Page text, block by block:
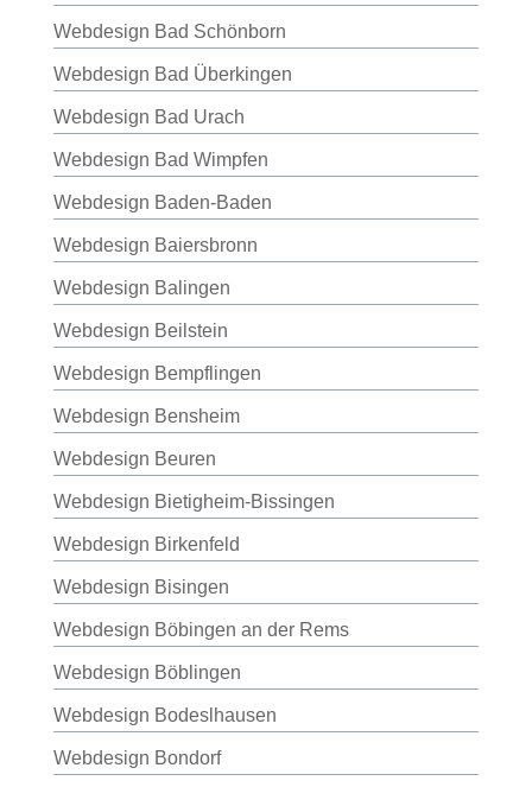
Webdesign Bad Schönborn
Webdesign Bad Überkingen
Webdesign Bad Urach
Webdesign Bad Wimpfen
Webdesign Baden-Baden
Webdesign Baiersbronn
Webdesign Balingen
Webdesign Beilstein
Webdesign Bempflingen
Webdesign Bensheim
Webdesign Beuren
Webdesign Bietigheim-Bissingen
Webdesign Birkenfeld
Webdesign Bisingen
Webdesign Böbingen an der Rems
Webdesign Böblingen
Webdesign Bodeslhausen
Webdesign Bondorf